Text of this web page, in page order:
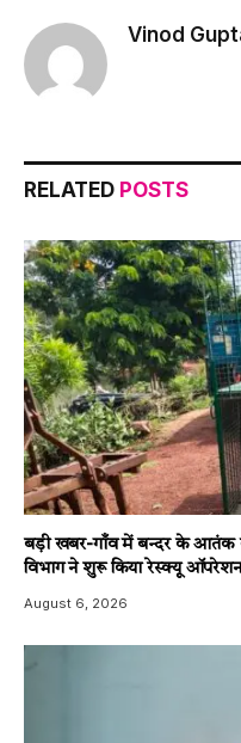
Vinod
RELATED POSTS
बड़ी खबर-गाँव में बन्दर के आतंक
विभाग ने शुरू किया रेस्क्यू ऑपरेशन
August 6, 2026